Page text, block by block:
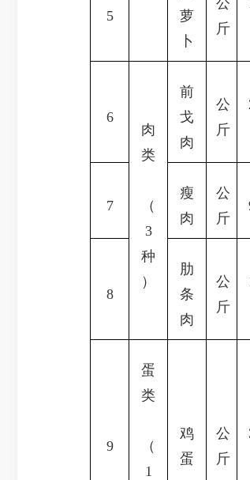
5
萝
卜
公
斤
6
肉
类
（
3
种
）
前
戈
肉
公
斤
7
瘦
肉
公
斤
8
肋
条
肉
公
斤
9
蛋
类
（
1
鸡
蛋
公
斤